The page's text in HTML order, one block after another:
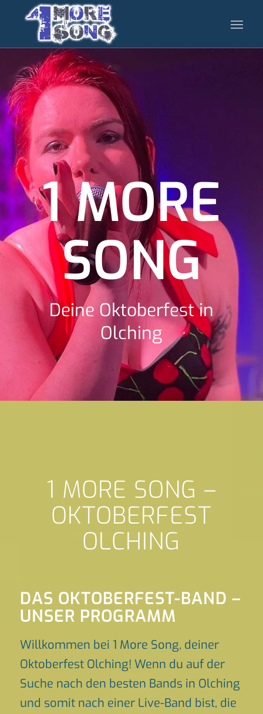
1 MORE
SONG
Deine Oktoberfest in
Olching
1 MORE SONG –
OKTOBERFEST
OLCHING
DAS OKTOBERFEST-BAND –
UNSER PROGRAMM
Willkommen bei 1 More Song, deiner
Oktoberfest Olching! Wenn du auf der
Suche nach den besten Bands in Olching
und somit nach einer Live-Band bist, die